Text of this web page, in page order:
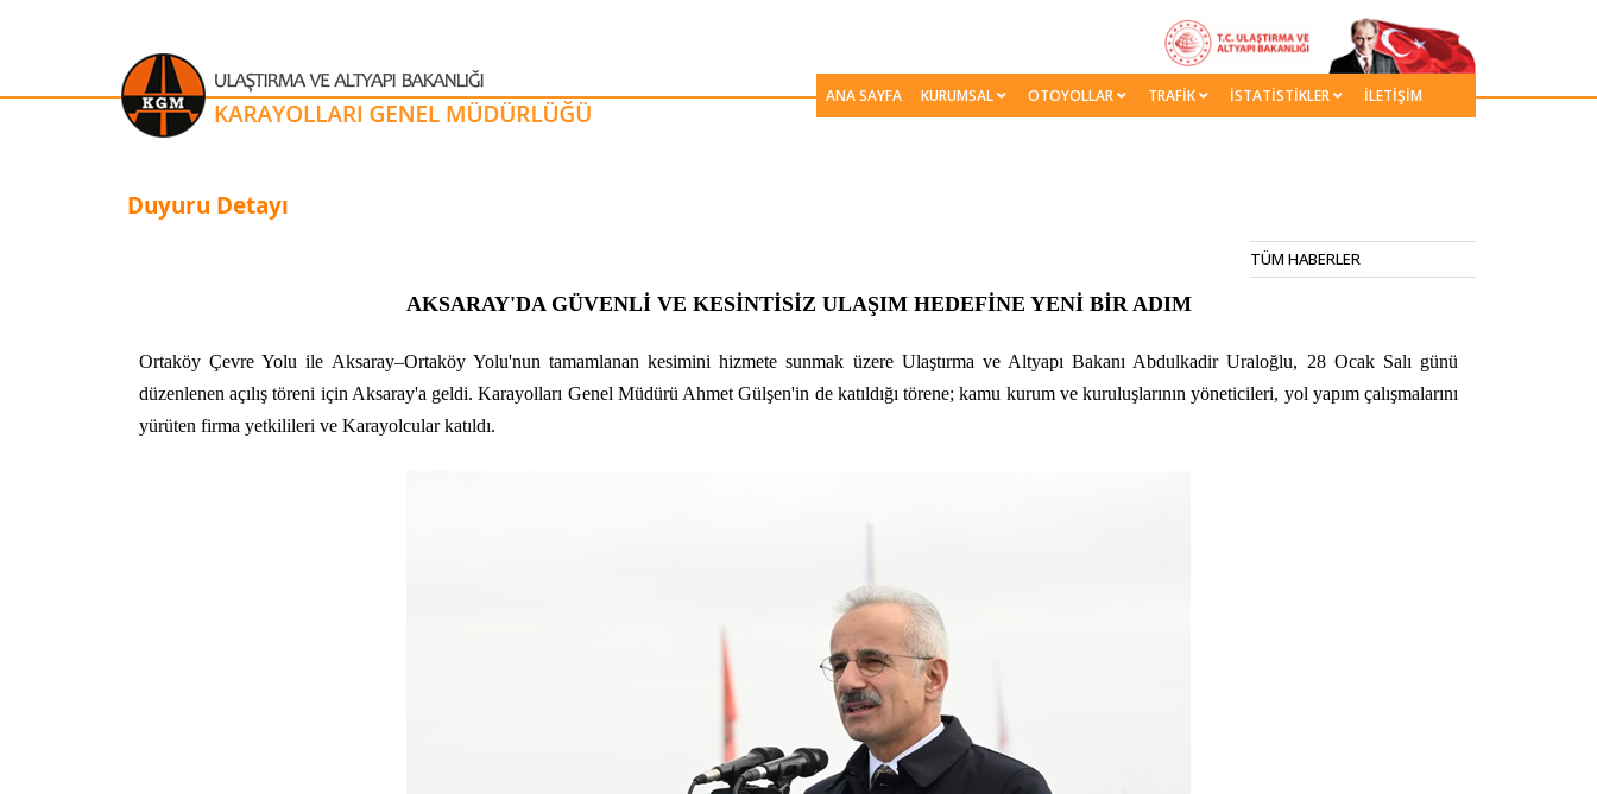
ANA SAYFA KURUMSAL OTOYOLLAR TRAFİK İSTATİSTİKLER İLETİŞİM
Duyuru Detayı
TÜM HABERLER
AKSARAY'DA GÜVENLİ VE KESİNTİSİZ ULAŞIM HEDEFİNE YENİ BİR ADIM
Ortaköy Çevre Yolu ile Aksaray–Ortaköy Yolu'nun tamamlanan kesimini hizmete sunmak üzere Ulaştırma ve Altyapı Bakanı Abdulkadir Uraloğlu, 28 Ocak Salı günü
düzenlenen açılış töreni için Aksaray'a geldi. Karayolları Genel Müdürü Ahmet Gülşen'in de katıldığı törene; kamu kurum ve kuruluşlarının yöneticileri, yol yapım çalışmalarını
yürüten firma yetkilileri ve Karayolcular katıldı.